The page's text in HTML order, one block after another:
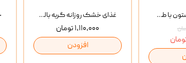
غذای خشک روزانه گربه بالغ مفید MoFeed Adult Daily Cat Food وزن 2 کیلوگرم
۱,۱۱۰,۰۰۰ تومان
افزودن
بستنی گربه وینستون با طعم مرغ و ماهی Winstone Chicken & Fish بسته 8 عددی